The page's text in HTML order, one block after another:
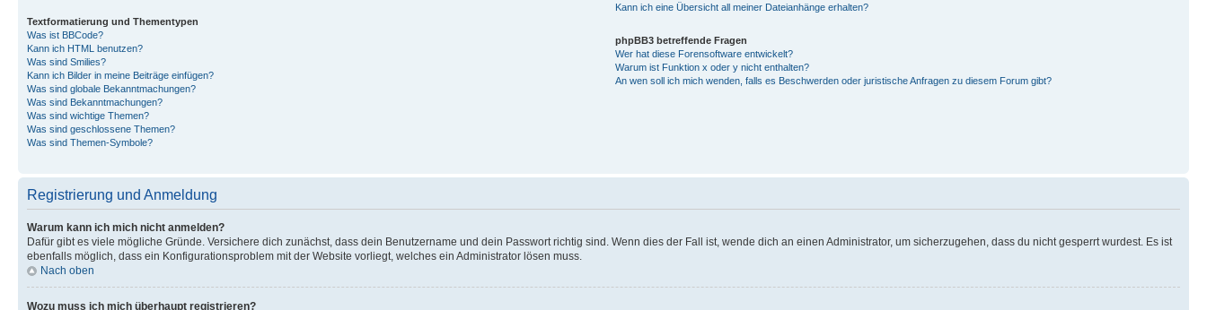
Textformatierung und Thementypen
Was ist BBCode?
Kann ich HTML benutzen?
Was sind Smilies?
Kann ich Bilder in meine Beiträge einfügen?
Was sind globale Bekanntmachungen?
Was sind Bekanntmachungen?
Was sind wichtige Themen?
Was sind geschlossene Themen?
Was sind Themen-Symbole?
Kann ich eine Übersicht all meiner Dateianhänge erhalten?
phpBB3 betreffende Fragen
Wer hat diese Forensoftware entwickelt?
Warum ist Funktion x oder y nicht enthalten?
An wen soll ich mich wenden, falls es Beschwerden oder juristische Anfragen zu diesem Forum gibt?
Registrierung und Anmeldung
Warum kann ich mich nicht anmelden?
Dafür gibt es viele mögliche Gründe. Versichere dich zunächst, dass dein Benutzername und dein Passwort richtig sind. Wenn dies der Fall ist, wende dich an einen Administrator, um sicherzugehen, dass du nicht gesperrt wurdest. Es ist
ebenfalls möglich, dass ein Konfigurationsproblem mit der Website vorliegt, welches ein Administrator lösen muss.
Nach oben
Wozu muss ich mich überhaupt registrieren?